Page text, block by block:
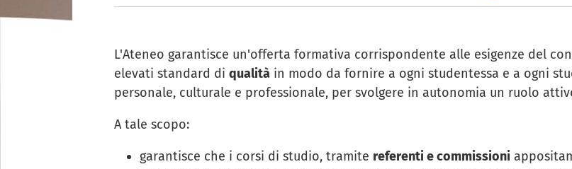
L'Ateneo garantisce un'offerta formativa corrispondente alle esigenze del
elevati standard di qualitàin modo da fornire a ogni studentessa e a ogni
personale, culturale e professionale, per svolgere in autonomia un ruolo
A tale scopo:
garantisce che i corsi di studio, tramite referenti e commissioni